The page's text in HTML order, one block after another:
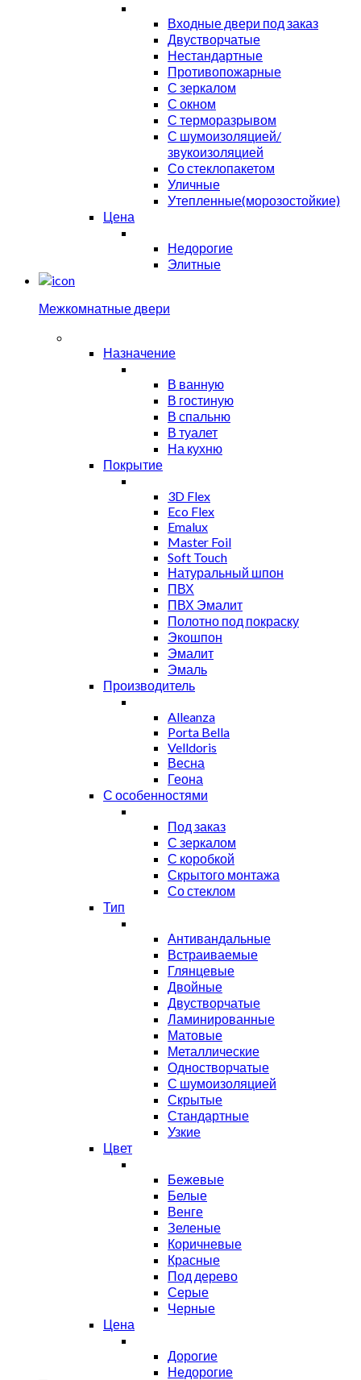
Входные двери под заказ
Двустворчатые
Нестандартные
Противопожарные
С зеркалом
С окном
С терморазрывом
С шумоизоляцией/
звукоизоляцией
Со стеклопакетом
Уличные
Утепленные(морозостойкие)
Цена
Недорогие
Элитные
Межкомнатные двери
Назначение
В ванную
В гостиную
В спальню
В туалет
На кухню
Покрытие
3D Flex
Eco Flex
Emalux
Master Foil
Soft Touch
Натуральный шпон
ПВХ
ПВХ Эмалит
Полотно под покраску
Экошпон
Эмалит
Эмаль
Производитель
Alleanza
Porta Bella
Velldoris
Весна
Геона
С особенностями
Под заказ
С зеркалом
С коробкой
Скрытого монтажа
Со стеклом
Тип
Антивандальные
Встраиваемые
Глянцевые
Двойные
Двустворчатые
Ламинированные
Матовые
Металлические
Одностворчатые
С шумоизоляцией
Скрытые
Стандартные
Узкие
Цвет
Бежевые
Белые
Венге
Зеленые
Коричневые
Красные
Под дерево
Серые
Черные
Цена
Дорогие
Недорогие